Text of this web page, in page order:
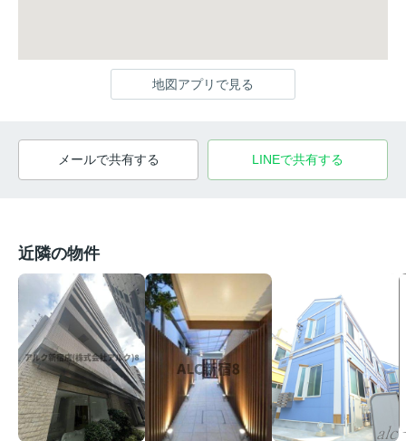
地図アプリで見る
メールで共有する LINEで共有する
近隣の物件